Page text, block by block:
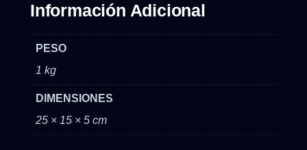
Información Adicional
PESO
1 kg
DIMENSIONES
25 × 15 × 5 cm